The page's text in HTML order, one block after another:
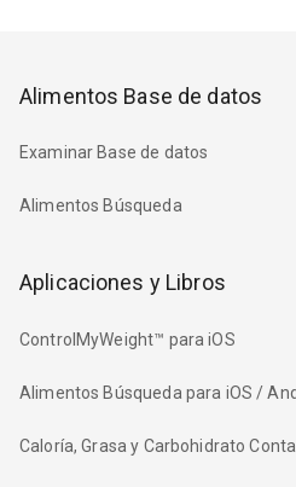
Alimentos Base de datos
Examinar Base de datos
Alimentos Búsqueda
Aplicaciones y Libros
ControlMyWeight™ para iOS
Alimentos Búsqueda para iOS /
Caloría, Grasa y Carbohidrato